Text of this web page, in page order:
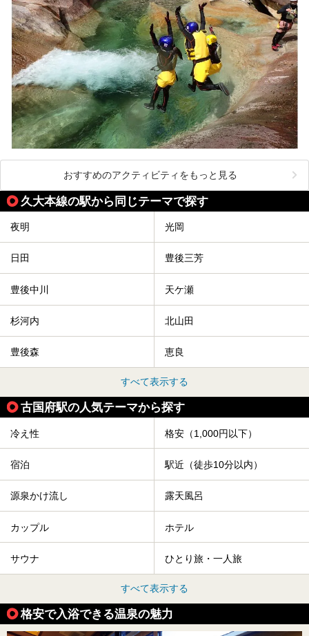
おすすめのアクティビティをもっと見る
久大本線の駅から同じテーマで探す
夜明 光岡
日田 豊後三芳
豊後中川 天ケ瀬
杉河内 北山田
豊後森 恵良
すべて表示する
古国府駅の人気テーマから探す
冷え性 格安（1,000円以下）
宿泊 駅近（徒歩10分以内）
源泉かけ流し 露天風呂
カップル ホテル
サウナ ひとり旅・一人旅
すべて表示する
格安で入浴できる温泉の魅力